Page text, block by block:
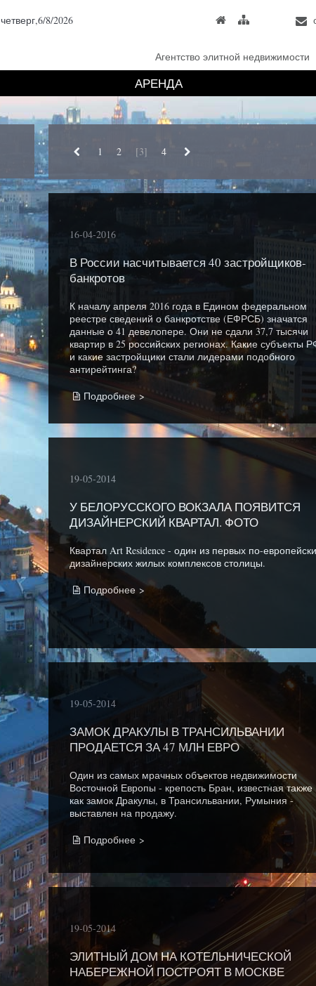
четверг,6/8/2026
Агентство элитной недвижимости
АРЕНДА
1 2 [3] 4
16-04-2016
В России насчитывается 40 застройщиков-
банкротов
К началу апреля 2016 года в Едином федеральном
реестре сведений о банкротстве (ЕФРСБ) значатся
данные о 41 девелопере. Они не сдали 37,7 тысячи
квартир в 25 российских регионах. Какие субъекты
и какие застройщики стали лидерами подобного
антирейтинга?
Подробнее >
19-05-2014
У БЕЛОРУССКОГО ВОКЗАЛА ПОЯВИТСЯ
ДИЗАЙНЕРСКИЙ КВАРТАЛ. ФОТО
Квартал Art Residence - один из первых по-
дизайнерских жилых комплексов столицы.
Подробнее >
19-05-2014
ЗАМОК ДРАКУЛЫ В ТРАНСИЛЬВАНИИ
ПРОДАЕТСЯ ЗА 47 МЛН ЕВРО
Один из самых мрачных объектов недвижимости
Восточной Европы - крепость Бран, известная также
как замок Дракулы, в Трансильвании, Румыния -
выставлен на продажу.
Подробнее >
19-05-2014
ЭЛИТНЫЙ ДОМ НА КОТЕЛЬНИЧЕСКОЙ
НАБЕРЕЖНОЙ ПОСТРОЯТ В МОСКВЕ